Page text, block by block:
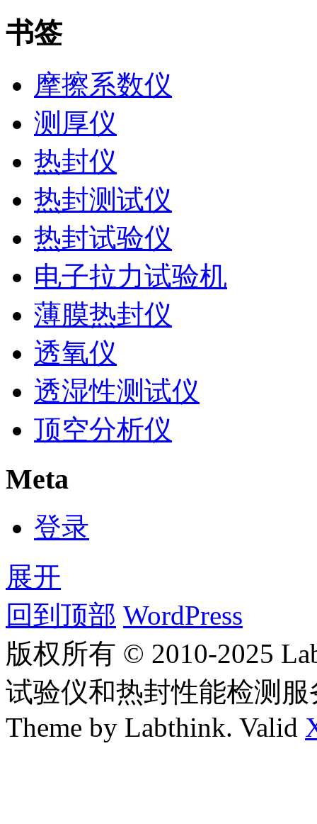
书签
摩擦系数仪
测厚仪
热封仪
热封测试仪
热封试验仪
电子拉力试验机
薄膜热封仪
透氧仪
透湿性测试仪
顶空分析仪
Meta
登录
展开
回到顶部 WordPress
版权所有 © 2010-2025
试验仪和热封性能检测
Theme by Labthink. Valid